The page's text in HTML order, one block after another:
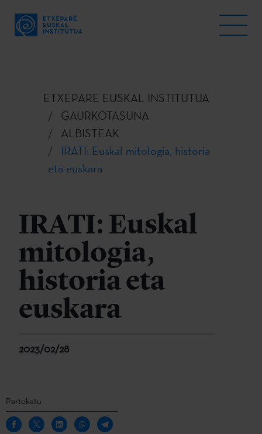
ETXEPARE EUSKAL INSTITUTUA
GAURKOTASUNA
ALBISTEAK
IRATI: Euskal mitologia, historia
eta euskara
IRATI: Euskal
mitologia,
historia eta
euskara
2023/02/28
Partekatu